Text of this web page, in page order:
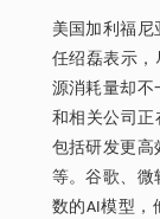
美国加利福
任绍磊表示，
源消耗量却不
和相关公司正
包括研发更高
等。谷歌、微
数的AI模型，